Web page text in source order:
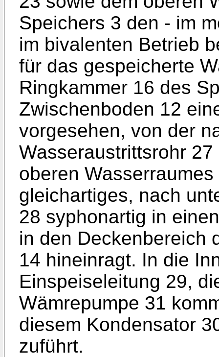
Speichers 3 den - im
im bivalenten Betrieb
für das gespeicherte
Ringkammer 16 des
Zwischenboden 12
vorgesehen, von der
Wasseraustrittsrohr
oberen
gleichartiges, nach
28 syphonartig in
in den Deckenbereich
14 hineinragt. In die
Einspeiseleitung 29,
Wämrepumpe 31
diesem Kondensator
zuführt.